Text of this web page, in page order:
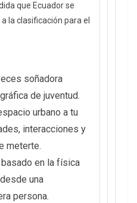
que Ecuador se
la clasificación para el
soñadora
de juventud.
urbano a tu
interacciones y
meterte.
en la física
una
persona.